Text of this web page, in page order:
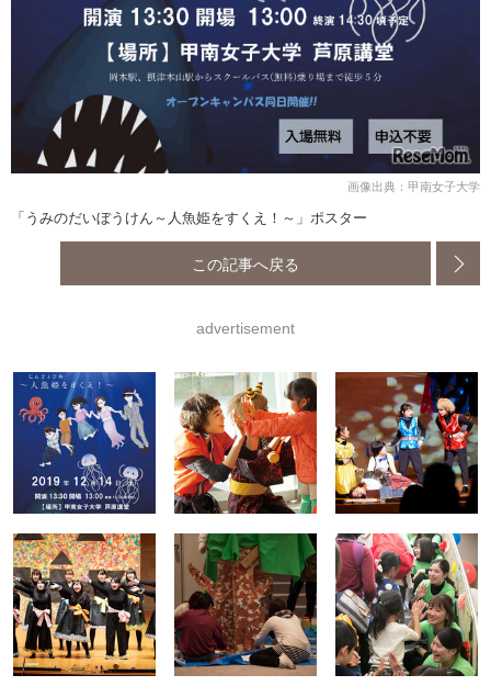
画像出典：甲南女子大学
「うみのだいぼうけん～人魚姫をすくえ！～」ポスター
この記事へ戻る
advertisement